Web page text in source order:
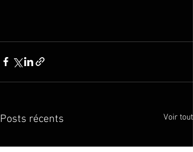
Posts récents Voir tout